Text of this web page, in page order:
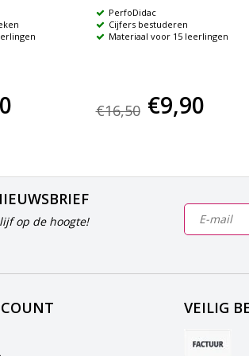
PerfoDidac
Cijfers bestuderen
Materiaal voor 15 leerlingen
€16,50 €9,90
op de hoogte!
VEILIG